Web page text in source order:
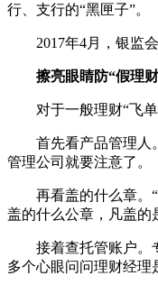
行、支行的“黑匣子”。
2017年4月，银监会
擦亮眼睛防“假理
对于一般理财“飞单”
首先看产品管理人。
管理公司就要注意了。
再看盖的什么章。“
盖的什么公章，凡盖的
接着查托管账户。专
多个心眼问问理财经理